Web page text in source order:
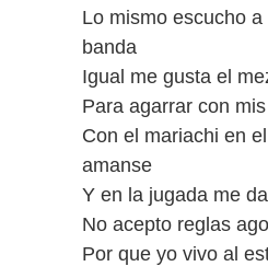
Lo mismo escucho
banda
Igual me gusta el
Para agarrar con
Con el mariachi en
amanse
Y en la jugada me
No acepto reglas
Por que yo vivo al